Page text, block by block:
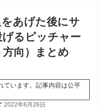
をあげた後にサ
るピッチャー
方向）まとめ
ています。記事内容は公平
2022年6月26日